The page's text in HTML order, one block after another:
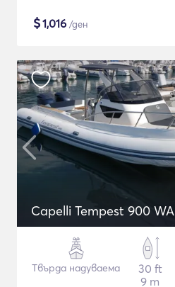
$1,016 /ден
Capelli Tempest 900 WA
Твърда надуваема
30 ft
9 m